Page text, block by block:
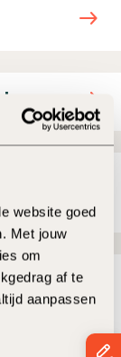
website goed
Met jouw
om
af te
aanpassen
east
east
east